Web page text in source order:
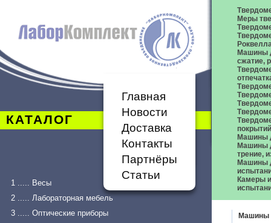
КАТАЛОГ
Главная
Новости
Доставка
Контакты
Партнёры
Статьи
1 ..... Весы
2 ..... Лабораторная мебель
3 ..... Оптические приборы
Меры
Машины
сжатие,
покрытий
Машины
Машины
трение,
Машины
Камеры
Машины